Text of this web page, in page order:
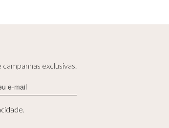
exclusivas.
mail
(Obrigatório)
.